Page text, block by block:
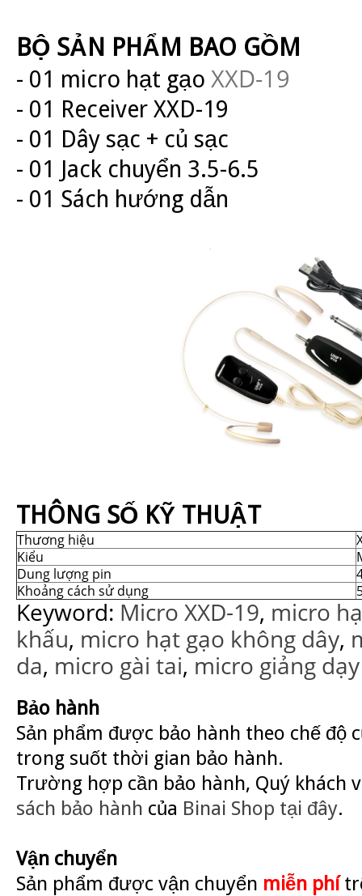
BỘ SẢN PHẨM BAO GỒM
- 01 micro hạt gạo XXD-19
- 01 Receiver XXD-19
- 01 Dây sạc + củ sạc
- 01 Jack chuyển 3.5-6.5
- 01 Sách hướng dẫn
THÔNG SỐ KỸ THUẬT
Thương hiệu
Kiểu
Dung lượng pin
Khoảng cách sử dụng
Keyword: Micro XXD-19, micro
khấu, micro hạt gạo không dây,
da, micro gài tai, micro giảng dạy
Bảo hành
Sản phẩm được bảo hành theo chế độ
trong suốt thời gian bảo hành.
Trường hợp cần bảo hành, Quý khách
sách bảo hành của Binai Shop tại đây.
Vận chuyển
Sản phẩm được vận chuyển miễn phí